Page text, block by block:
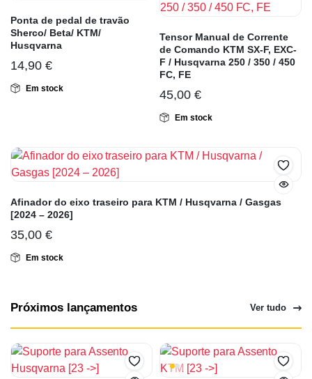
Ponta de pedal de travão
Sherco/ Beta/ KTM/
Husqvarna
14,90 €
Em stock
Tensor Manual de Corrente
de Comando KTM SX-F, EXC-
F / Husqvarna 250 / 350 / 450
FC, FE
45,00 €
Em stock
Afinador do eixo traseiro para KTM / Husqvarna / Gasgas
[2024 – 2026]
35,00 €
Em stock
Próximos lançamentos Ver tudo